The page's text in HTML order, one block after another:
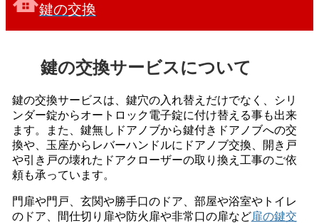
鍵の交換
鍵の交換サービスについて
鍵の交換サービスは、鍵穴の入れ替えだけでなく、シリ
ンダー錠からオートロック電子錠に付け替える事も出来
ます。また、鍵無しドアノブから鍵付きドアノブへの交
換や、玉座からレバーハンドルにドアノブ交換、開き戸
や引き戸の壊れたドアクローザーの取り換え工事のご依
頼も承っています。
門扉や門戸、玄関や勝手口のドア、部屋や浴室やトイレ
のドア、間仕切り扉や防火扉や非常口の扉など扉の鍵交